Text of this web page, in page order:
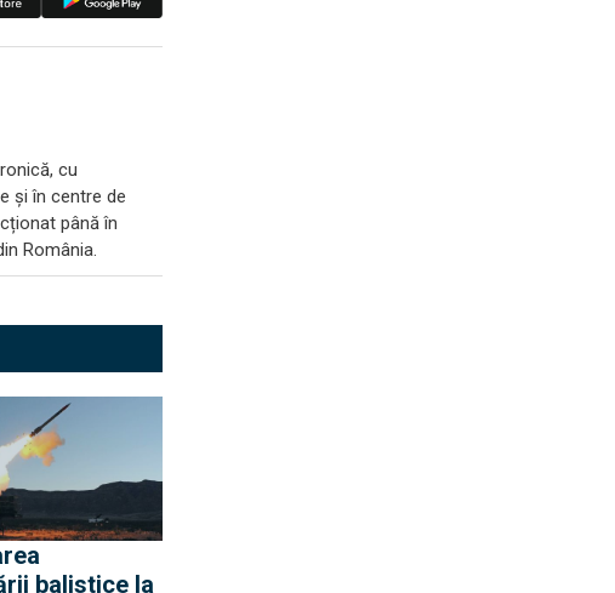
cu
și în centre de
până în
România.
balistice la